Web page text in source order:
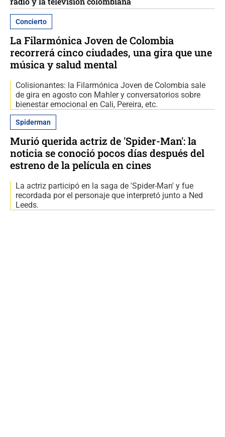
Concierto
La Filarmónica Joven de Colombia
recorrerá cinco ciudades, una gira que une
música y salud mental
Colisionantes: la Filarmónica Joven de Colombia sale
de gira en agosto con Mahler y conversatorios sobre
bienestar emocional en Cali, Pereira, etc.
Spiderman
Murió querida actriz de 'Spider-Man': la
noticia se conoció pocos días después del
estreno de la película en cines
La actriz participó en la saga de 'Spider-Man' y fue
recordada por el personaje que interpretó junto a Ned
Leeds.